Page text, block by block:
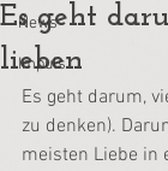
News
Impuls
Es geht
lieben
Es geht darum,
zu denken).
meisten Liebe in